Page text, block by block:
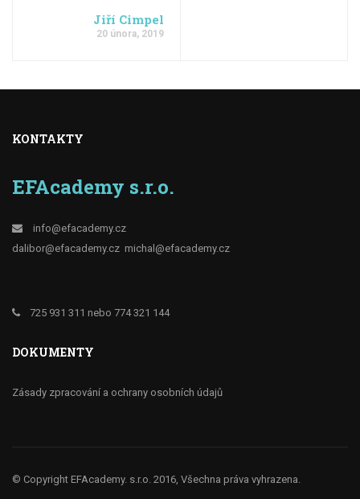
Jiří Cimpel
20 února, 2019
KONTAKTY
EFAcademy s.r.o.
info@efacademy.cz
dalibor@efacademy.cz michal@efacademy.cz
725 931 311 nebo 774 321 144
DOKUMENTY
Zásady zpracování a ochrany osobních údajů
© Copyright EFAcademy. s.r.o. 2016, Všechna práva vyhrazena.